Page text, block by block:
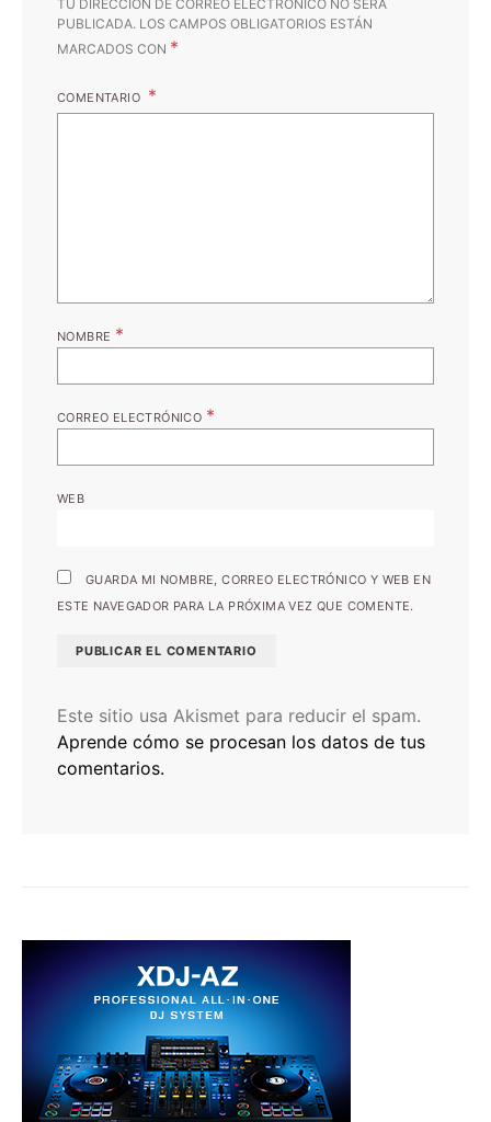
TU DIRECCIÓN DE CORREO ELECTRÓNICO NO SERÁ
PUBLICADA. LOS CAMPOS OBLIGATORIOS ESTÁN
MARCADOS CON *
COMENTARIO
NOMBRE *
CORREO ELECTRÓNICO *
WEB
GUARDA MI NOMBRE, CORREO ELECTRÓNICO Y WEB EN
ESTE NAVEGADOR PARA LA PRÓXIMA VEZ QUE COMENTE.
Este sitio usa Akismet para reducir el spam.
Aprende cómo se procesan los datos de tus
comentarios.